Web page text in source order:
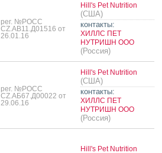
рег. №РОСС
CZ.AB11.Д01516 от
26.01.16
Hill's Pet Nutrition
(США)
контакты:
ХИЛЛС ПЕТ
НУТРИШН ООО
(Россия)
рег. №РОСС
CZ.АБ67.Д00022 от
29.06.16
Hill's Pet Nutrition
(США)
контакты:
ХИЛЛС ПЕТ
НУТРИШН ООО
(Россия)
Hill's Pet Nutrition